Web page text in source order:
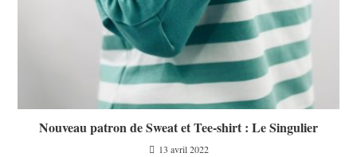
Nouveau patron de Sweat et Tee-shirt : Le Singulier
13 avril 2022